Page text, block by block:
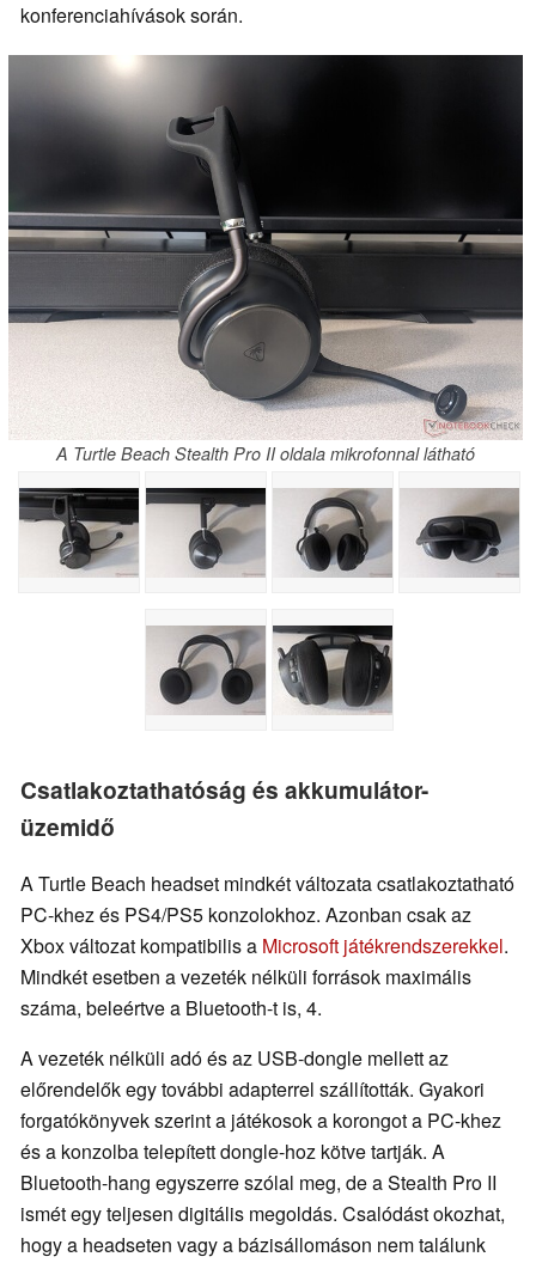
konferenciahívások során.
A Turtle Beach Stealth Pro II oldala mikrofonnal látható
Csatlakoztathatóság és akkumulátor-
üzemidő
A Turtle Beach headset mindkét változata csatlakoztatható
PC-khez és PS4/PS5 konzolokhoz. Azonban csak az
Xbox változat kompatibilis a Microsoft játékrendszerekkel.
Mindkét esetben a vezeték nélküli források maximális
száma, beleértve a Bluetooth-t is, 4.
A vezeték nélküli adó és az USB-dongle mellett az
előrendelők egy további adapterrel szállították. Gyakori
forgatókönyvek szerint a játékosok a korongot a PC-khez
és a konzolba telepített dongle-hoz kötve tartják. A
Bluetooth-hang egyszerre szólal meg, de a Stealth Pro II
ismét egy teljesen digitális megoldás. Csalódást okozhat,
hogy a headseten vagy a bázisállomáson nem találunk